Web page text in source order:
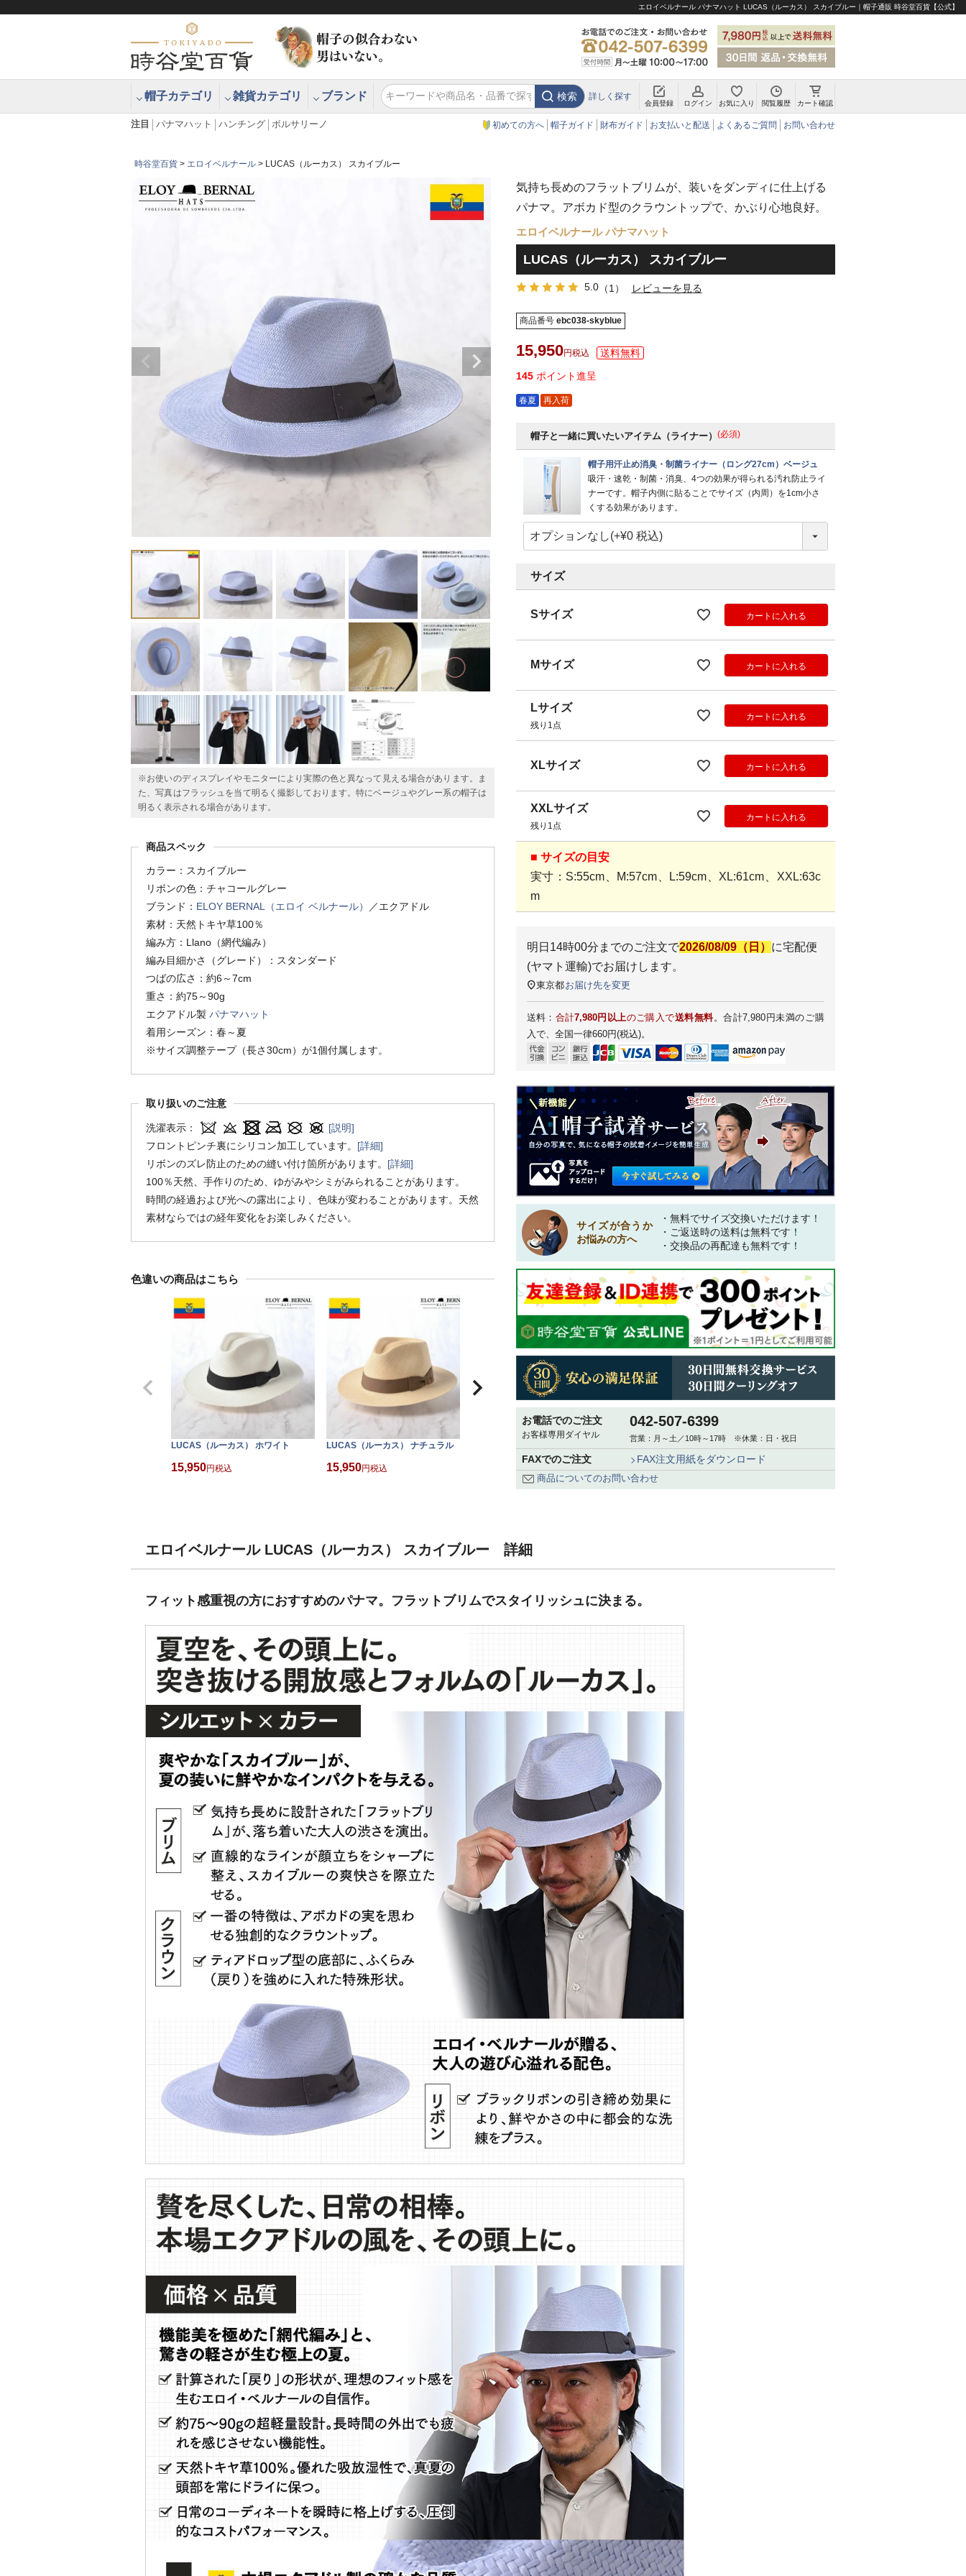
エロイベルナール パナマハット LUCAS（ルーカス） スカイブルー｜帽子通販 時谷堂百貨【公式】
帽子カテゴリ 雑貨カテゴリ ブランド 検索 詳しく探す
会員登録 ログイン お気に入り 閲覧履歴 カート確認
注目 パナマハット ハンチング ボルサリーノ 初めての方へ 帽子ガイド 財布ガイド お支払いと配送 よくあるご質問 お問い合わせ
時谷堂百貨 エロイベルナール LUCAS（ルーカス） スカイブルー
※お使いのディスプレイやモニターにより実際の色と異なって見える場合があります。ま
た、写真はフラッシュを当て明るく撮影しております。特にベージュやグレー系の帽子は
明るく表示される場合があります。
商品スペック
カラー：スカイブルー
リボンの色：チャコールグレー
ブランド： ELOY BERNAL（エロイ ベルナール）
／エクアドル
素材：天然トキヤ草100％
編み方：Llano（網代編み）
編み目細かさ（グレード）：スタンダード
つばの広さ：約6～7cm
重さ：約75～90g
エクアドル製 パナマハット
着用シーズン：春～夏
※サイズ調整テープ（長さ30cm）が1個付属します。
取り扱いのご注意
洗濯表示：
[説明]
フロントピンチ裏にシリコン加工しています。 [詳細]
リボンのズレ防止のための縫い付け箇所があります。 [詳細]
100％天然、手作りのため、ゆがみやシミがみられることがあります。
時間の経過および光への露出により、色味が変わることがあります。天然
素材ならではの経年変化をお楽しみください。
色違いの商品はこちら
LUCAS（ルーカス） ホワイト
15,950 税込
LUCAS（ルーカス） ナチュラル
15,950 税込
気持ち長めのフラットブリムが、装いをダンディに仕上げる
パナマ。アボカド型のクラウントップで、かぶり心地良好。
エロイベルナール パナマハット
LUCAS（ルーカス） スカイブルー
5.0（1） レビューを見る
商品番号 ebc038-skyblue
15,950 税込
145 ポイント進呈
春夏 再入荷
帽子と一緒に買いたいアイテム（ライナー） (必須)
帽子用汗止め消臭・制菌ライナー（ロング27cm）ベージュ
吸汗・速乾・制菌・消臭、4つの効果が得られる汚れ防止ライ
ナーです。帽子内側に貼ることでサイズ（内周）を1cm小さ
くする効果があります。
サイズ
Sサイズ カートに入れる
Mサイズ カートに入れる
Lサイズ
残り1点
カートに入れる
XLサイズ カートに入れる
XXLサイズ
残り1点
カートに入れる
■ サイズの目安
実寸：S:55cm、M:57cm、L:59cm、XL:61cm、XXL:63c
m
明日 14時00分 までのご注文で2026/08/09（日） に宅配便
(ヤマト運輸)でお届けします。
東京都お届け先を変更
送料： 合計7,980円以上のご購入で送料無料。合計7,980円未満のご購
入で、全国一律660円(税込)。
サイズが合うか
お悩みの方へ
・無料でサイズ交換いただけます！
・ご返送時の送料は無料です！
・交換品の再配達も無料です！
お電話でのご注文
お客様専用ダイヤル
042-507-6399
営業：月～土／10時～17時 ※休業：日・祝日
FAXでのご注文 FAX注文用紙をダウンロード
商品についてのお問い合わせ
エロイベルナール LUCAS（ルーカス） スカイブルー 詳細
フィット感重視の方におすすめのパナマ。フラットブリムでスタイリッシュに決まる。